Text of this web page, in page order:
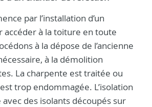
par l’installation d’un
accéder à la toiture en toute
à la dépose de l’ancienne
à la démolition
La charpente est traitée ou
trop endommagée. L’isolation
des isolants découpés sur